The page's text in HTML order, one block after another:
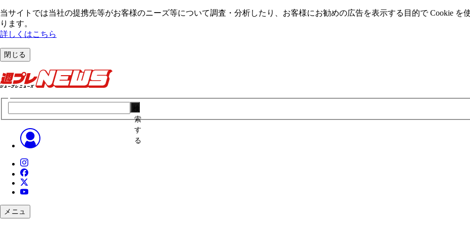
当サイトでは当社の提携先等がお客様のニーズ等について調査・分析したり、お客様にお勧めの広告を表⽰する⽬的で Cookie を
ります。
詳しくはこちら
閉じる
索
す
る
メニュ